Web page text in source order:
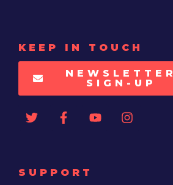
KEEP IN TOUCH
NEWSLETTER
SIGN-UP
SUPPORT